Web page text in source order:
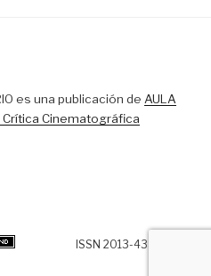
es una publicación de AULA
Crítica Cinematográfica
ISSN 2013-438X